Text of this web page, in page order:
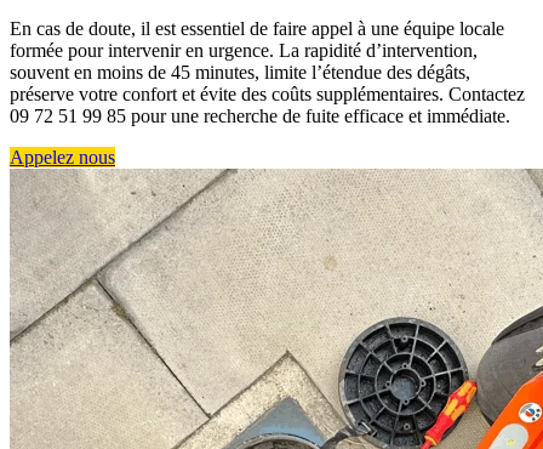
En cas de doute, il est essentiel de faire appel à une équipe locale
formée pour intervenir en urgence. La rapidité d’intervention,
souvent en moins de 45 minutes, limite l’étendue des dégâts,
préserve votre confort et évite des coûts supplémentaires. Contactez
09 72 51 99 85 pour une recherche de fuite efficace et immédiate.
Appelez nous